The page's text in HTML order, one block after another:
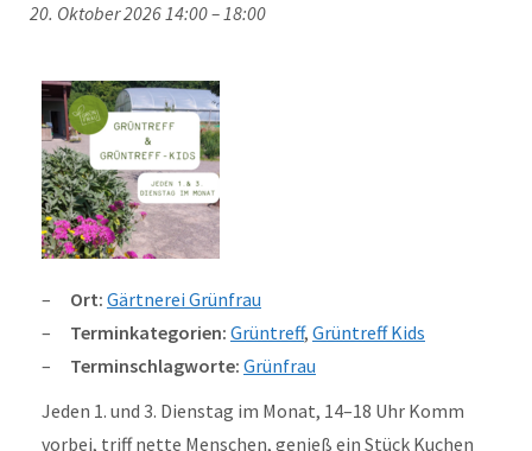
20. Oktober 2026 14:00–18:00
Ort: Gärtnerei Grünfrau
Terminkategorien: Grüntreff, Grüntreff Kids
Terminschlagworte: Grünfrau
Jeden 1. und 3. Dienstag im Monat, 14–18 Uhr Komm
vorbei, triff nette Menschen, genieß ein Stück Kuchen